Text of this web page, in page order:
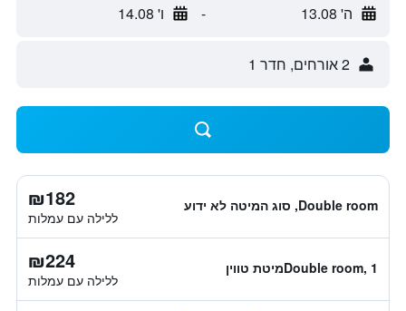
ה' 13.08 - ו' 14.08
2 אורחים, חדר 1
Double room, סוג המיטה לא ידוע ₪182
ללילה עם עמלות
Double room, 1מיטת טווין ₪224
ללילה עם עמלות